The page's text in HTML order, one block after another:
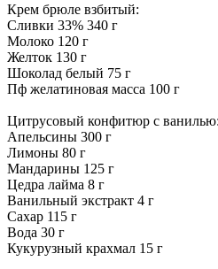
Крем брюле взбитый:
Сливки 33% 340 г
Молоко 120 г
Желток 130 г
Шоколад белый 75 г
Пф желатиновая масса 100 г
Цитрусовый конфитюр с ванилью:
Апельсины 300 г
Лимоны 80 г
Мандарины 125 г
Цедра лайма 8 г
Ванильный экстракт 4 г
Сахар 115 г
Вода 30 г
Кукурузный крахмал 15 г